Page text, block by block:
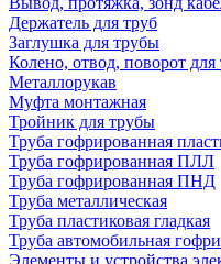
Держатель для труб
Заглушка для трубы
Колено, отвод, поворот
Металлорукав
Муфта монтажная
Тройник для трубы
Труба гофрированная
Труба гофрированная ПЛЛ
Труба гофрированная ПНД
Труба металлическая
Труба пластиковая гладкая
Труба автомобильная
Элементы и устройства